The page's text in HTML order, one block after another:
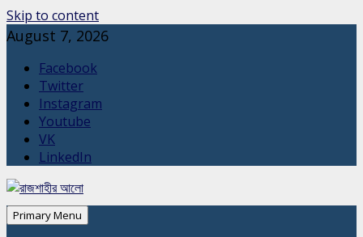
Skip to content
August 7, 2026
Facebook
Twitter
Instagram
Youtube
VK
LinkedIn
Primary Menu